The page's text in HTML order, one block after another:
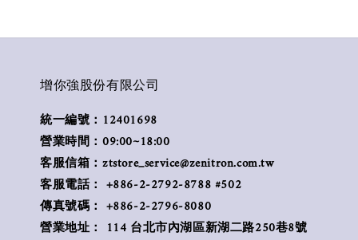
增你強股份有限公司
統一編號：12401698
營業時間：09:00~18:00
客服信箱：ztstore_service@zenitron.com.tw
客服電話： +886-2-2792-8788 #502
傳真號碼： +886-2-2796-8080
營業地址： 114 台北市內湖區新湖二路250巷8號